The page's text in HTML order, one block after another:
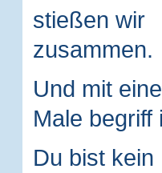
stießen wir
zusammen.
Und mit
Male begriff
Du bist kein